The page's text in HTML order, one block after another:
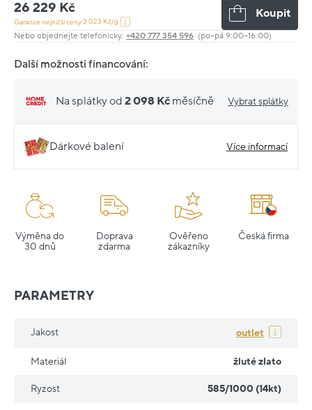
26 229 Kč
Garance nejnižší ceny:3 023 Kč/g
Koupit
Nebo objednejte telefonicky: +420 777 354 596 (po–pá 9:00–16:00)
Další možnosti financování:
Na splátky od 2 098 Kč měsíčně Vybrat splátky
Dárkové balení Více informací
Výměna do
30 dnů
Doprava
zdarma
Ověřeno
zákazníky
Česká firma
PARAMETRY
Jakost outlet
Materiál žluté zlato
Ryzost 585/1000 (14kt)